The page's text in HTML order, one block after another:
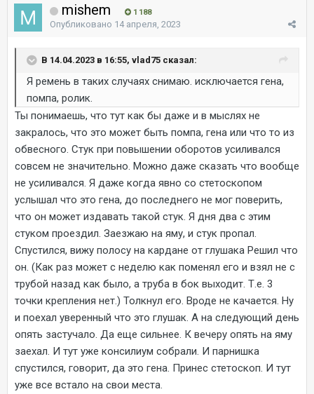
mishem 1 188
Опубликовано 14 апреля, 2023
В 14.04.2023 в 16:55, vlad75 сказал:
Я ремень в таких случаях снимаю. исключается гена,
помпа, ролик.
Ты понимаешь, что тут как бы даже и в мыслях не
закралось, что это может быть помпа, гена или что то из
обвесного. Стук при повышении оборотов усиливался
совсем не значительно. Можно даже сказать что вообще
не усиливался. Я даже когда явно со стетоскопом
услышал что это гена, до последнего не мог поверить,
что он может издавать такой стук. Я дня два с этим
стуком проездил. Заезжаю на яму, и стук пропал.
Спустился, вижу полосу на кардане от глушака Решил что
он. (Как раз может с неделю как поменял его и взял не с
трубой назад как было, а труба в бок выходит. Т.е. 3
точки крепления нет.) Толкнул его. Вроде не качается. Ну
и поехал уверенный что это глушак. А на следующий день
опять застучало. Да еще сильнее. К вечеру опять на яму
заехал. И тут уже консилиум собрали. И парнишка
спустился, говорит, да это гена. Принес стетоскоп. И тут
уже все встало на свои места.